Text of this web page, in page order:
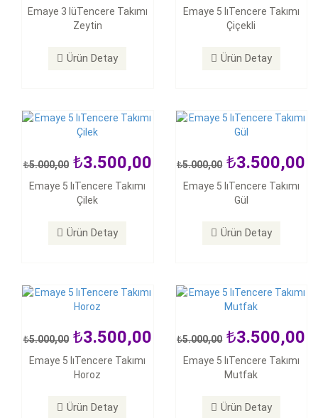
Emaye 3 lüTencere Takımı
Zeytin
Ürün Detay
Emaye 5 lıTencere Takımı
Çiçekli
Ürün Detay
5.000,00 3.500,00
Emaye 5 lıTencere Takımı
Çilek
Ürün Detay
5.000,00 3.500,00
Emaye 5 lıTencere Takımı
5.000,00 3.500,00
Emaye 5 lıTencere Takımı
Gül
Ürün Detay
5.000,00 3.500,00
Emaye 5 lıTencere Takımı
5.000,00 3.500,00
Emaye 5 lıTencere Takımı
Horoz
Ürün Detay
5.000,00 3.500,00
Emaye 5 lıTencere Takımı
5.000,00 3.500,00
Emaye 5 lıTencere Takımı
Mutfak
Ürün Detay
5.000,00 3.500,00
5.000,00 3.500,00 5.000,00 3.500,00